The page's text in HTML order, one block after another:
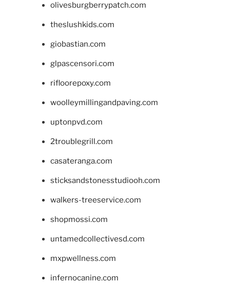
olivesburgberrypatch.com
theslushkids.com
giobastian.com
glpascensori.com
rifloorepoxy.com
woolleymillingandpaving.com
uptonpvd.com
2troublegrill.com
casateranga.com
sticksandstonesstudiooh.com
walkers-treeservice.com
shopmossi.com
untamedcollectivesd.com
mxpwellness.com
infernocanine.com